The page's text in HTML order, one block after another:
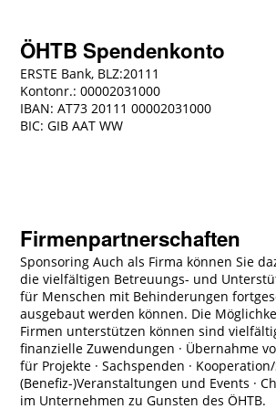
ÖHTB Spendenkonto
ERSTE Bank, BLZ:20111
Kontonr.: 00002031000
IBAN: AT73 20111 00002031000
BIC: GIB AAT WW
Firmenpartnerschaften
Sponsoring Auch als Firma können Sie
die vielfältigen Betreuungs- und
für Menschen mit Behinderungen
ausgebaut werden können. Die
Firmen unterstützen können sind
finanzielle Zuwendungen · Übernahme
für Projekte · Sachspenden ·
(Benefiz-)Veranstaltungen und Events ·
im Unternehmen zu Gunsten des ÖHTB.